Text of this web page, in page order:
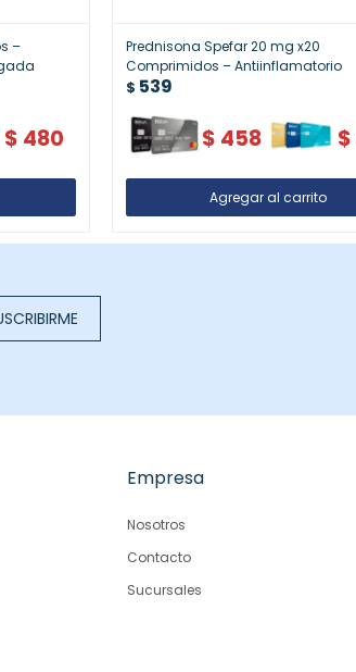
–
$ 480
Prednisona Spefar 20 mg x20
Comprimidos – Antiinflamatorio
$ 539
$ 458 $
Empresa
Nosotros
Contacto
Sucursales